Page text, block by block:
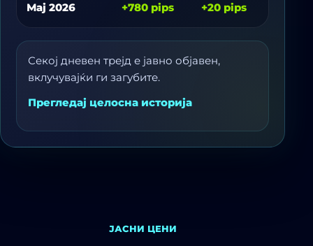
Мај 2026 +780 pips +20 pips
Секој дневен трејд е јавно објавен,
вклучувајќи ги загубите.
Прегледај целосна историја
ЈАСНИ ЦЕНИ